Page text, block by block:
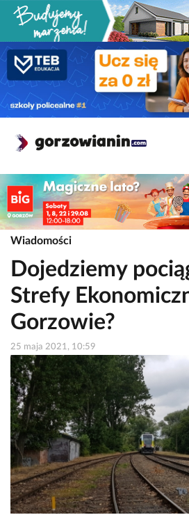
Wiadomości
Dojedziemy
Strefy
Gorzowie?
25 maja 2021, 10:59